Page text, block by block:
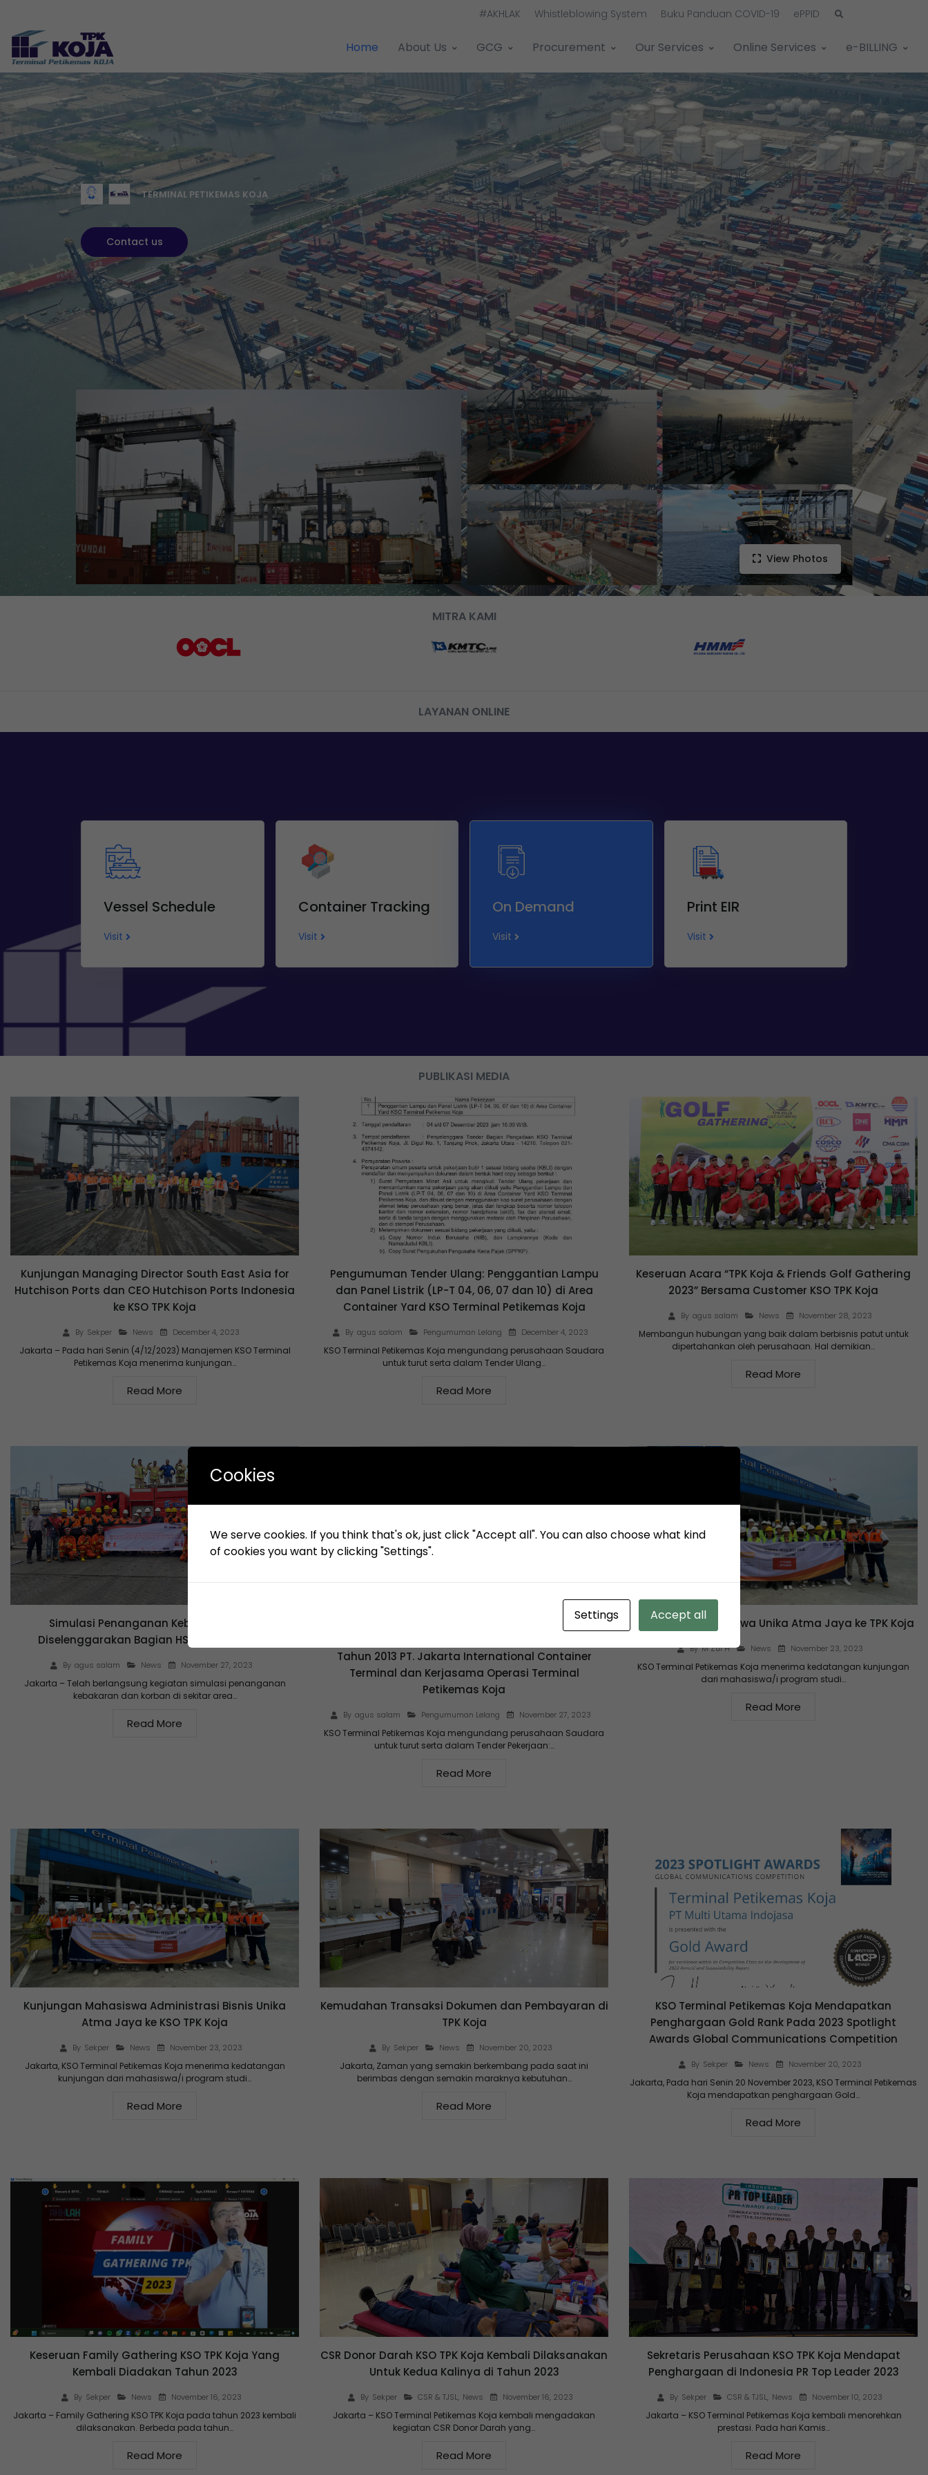
#AKHLAK Whistleblowing System Buku Panduan COVID-19 ePPID
Home About Us GCG Procurement Our Services Online Services e-BILLING
TERMINAL PETIKEMAS KOJA
Contact us
View Photos
MITRA KAMI
LAYANAN ONLINE
Vessel Schedule
Visit
Container Tracking
Visit
On Demand
Visit
Print EIR
Visit
PUBLIKASI MEDIA
Kunjungan Managing Director South East Asia for
Hutchison Ports dan CEO Hutchison Ports Indonesia
ke KSO TPK Koja
By Sekper News December 4, 2023
Jakarta – Pada hari Senin (4/12/2023) Manajemen KSO Terminal
Petikemas Koja menerima kunjungan…
Read More
Pengumuman Tender Ulang: Penggantian Lampu
dan Panel Listrik (LP-T 04, 06, 07 dan 10) di Area
Container Yard KSO Terminal Petikemas Koja
By agus salam Pengumuman Lelang December 4, 2023
KSO Terminal Petikemas Koja mengundang perusahaan Saudara
untuk turut serta dalam Tender Ulang…
Read More
Keseruan Acara “TPK Koja & Friends Golf Gathering
2023” Bersama Customer KSO TPK Koja
By agus salam News November 28, 2023
Membangun hubungan yang baik dalam berbisnis patut untuk
dipertahankan oleh perusahaan. Hal demikian…
Read More
Simulasi Penanganan Kebakaran yang
Diselenggarakan Bagian HSSE KSO TPK Koja
By agus salam News November 27, 2023
Jakarta – Telah berlangsung kegiatan simulasi penanganan
kebakaran dan korban di sekitar area…
Read More
Pengumuman Tender: Sertifikasi Penanggulangan
Tahun 2013 PT. Jakarta International Container
Terminal dan Kerjasama Operasi Terminal
Petikemas Koja
By agus salam Pengumuman Lelang November 27, 2023
KSO Terminal Petikemas Koja mengundang perusahaan Saudara
untuk turut serta dalam Tender Pekerjaan:…
Read More
Kunjungan Mahasiswa Unika Atma Jaya ke TPK Koja
By M Zul H News November 23, 2023
KSO Terminal Petikemas Koja menerima kedatangan kunjungan
dari mahasiswa/i program studi…
Read More
Kunjungan Mahasiswa Administrasi Bisnis Unika
Atma Jaya ke KSO TPK Koja
By Sekper News November 23, 2023
Jakarta, KSO Terminal Petikemas Koja menerima kedatangan
kunjungan dari mahasiswa/i program studi…
Read More
Kemudahan Transaksi Dokumen dan Pembayaran di
TPK Koja
By Sekper News November 20, 2023
Jakarta, Zaman yang semakin berkembang pada saat ini
berimbas dengan semakin maraknya kebutuhan…
Read More
KSO Terminal Petikemas Koja Mendapatkan
Penghargaan Gold Rank Pada 2023 Spotlight
Awards Global Communications Competition
By Sekper News November 20, 2023
Jakarta, Pada hari Senin 20 November 2023, KSO Terminal Petikemas
Koja mendapatkan penghargaan Gold…
Read More
Keseruan Family Gathering KSO TPK Koja Yang
Kembali Diadakan Tahun 2023
By Sekper News November 16, 2023
Jakarta – Family Gathering KSO TPK Koja pada tahun 2023 kembali
dilaksanakan. Berbeda pada tahun…
Read More
CSR Donor Darah KSO TPK Koja Kembali Dilaksanakan
Untuk Kedua Kalinya di Tahun 2023
By Sekper CSR & TJSL, News November 16, 2023
Jakarta – KSO Terminal Petikemas Koja kembali mengadakan
kegiatan CSR Donor Darah yang…
Read More
Sekretaris Perusahaan KSO TPK Koja Mendapat
Penghargaan di Indonesia PR Top Leader 2023
By Sekper CSR & TJSL, News November 10, 2023
Jakarta – KSO Terminal Petikemas Koja kembali menorehkan
prestasi. Pada hari Kamis…
Read More
Cookies
We serve cookies. If you think that's ok, just click "Accept all". You can also choose what kind
of cookies you want by clicking "Settings".
Settings Accept all